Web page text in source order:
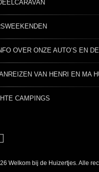
OVER ONZE AUTO’S EN
VAN HENRI EN MA
CAMPINGS
YouTube
Welkom bij de Huizertjes. Alle